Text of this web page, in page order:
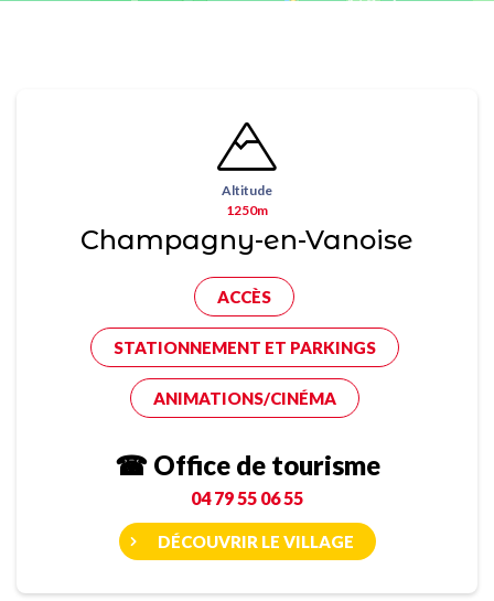
Altitude
1250m
Champagny-en-Vanoise
ACCÈS
STATIONNEMENT ET PARKINGS
ANIMATIONS/CINÉMA
☎ Office de tourisme
04 79 55 06 55
DÉCOUVRIR LE VILLAGE